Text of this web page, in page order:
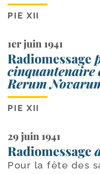
PIE XII
1er juin 1941
Radiomessage
cinquantenaire
Rerum
PIE XII
29 juin 1941
Radiomessage
Pour la fête des